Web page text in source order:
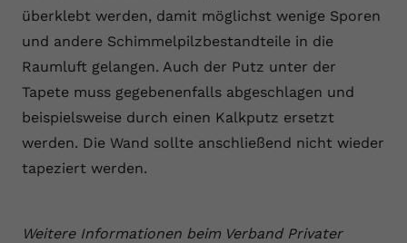
überklebt werden, damit möglichst wenige Sporen
und andere Schimmelpilzbestandteile in die
Raumluft gelangen. Auch der Putz unter der
Tapete muss gegebenenfalls abgeschlagen und
beispielsweise durch einen Kalkputz ersetzt
werden. Die Wand sollte anschließend nicht wieder
tapeziert werden.
Weitere Informationen beim Verband Privater